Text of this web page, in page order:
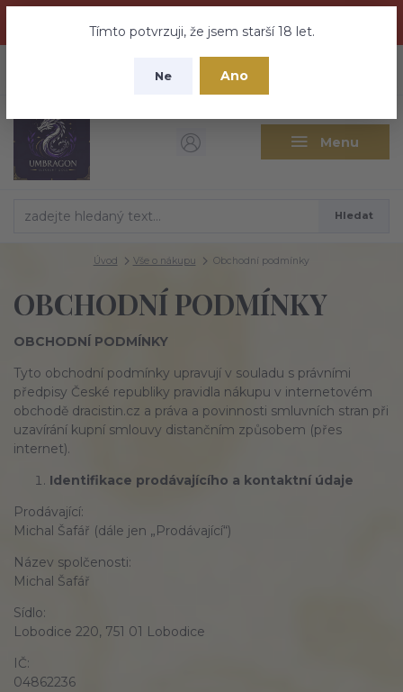
nebuďte vyděšeni zde najdete vše a ještě mnohem víc
Tímto potvrzuji, že jsem starší 18 let.
Ne Ano
Menu
CZK
Hledat
Úvod Vše o nákupu Obchodní podmínky
OBCHODNÍ PODMÍNKY
OBCHODNÍ PODMÍNKY
Tyto obchodní podmínky upravují v souladu s právními
předpisy České republiky pravidla nákupu v internetovém
obchodě dracistin.cz a práva a povinnosti smluvních stran při
uzavírání kupní smlouvy distančním způsobem (přes
internet).
Identifikace prodávajícího a kontaktní údaje
Prodávající:
Michal Šafář (dále jen „Prodávající“)
Název spolčenosti:
Michal Šafář
Sídlo:
Lobodice 220, 751 01 Lobodice
IČ:
04862236